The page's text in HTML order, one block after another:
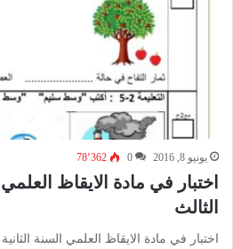
يونيو 8, 2016 0 78٬362
اختبار في مادة الايقاظ العلمي
الثالث
اختبار في مادة الايقاظ العلمي السنة الثانية